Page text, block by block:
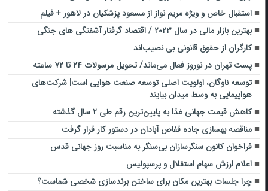
استقبال خاص و ویژه مریم نواز از مسعود پزشکیان در لاهور + فیلم
بهترین بازار مالی در سال ۲۰۲۳ / اقتصاد گرفتار آشفتگی های جنگی
کارگران از حقوق قانونی بی نصیب‌اند
پست تهران در نوروز فعال می‌ماند/ تحویل مرسولات ۲۴ تا ۷۲ ساعته
توسعه ناوگان، اولویت اصلی توسعه صنعت هوایی است| شرکت‌های
هواپیمایی به وسط میدان بیایند
کاهش قیمت جهانی غذا به پایین‌ترین رقم طی ۲ سال گذشته
مناقصه بهسازی جاده قفاص آبادان در دستور کار قرار گرفت
فراخوان کانون سنگرسازان بی‌سنگر به مناسبت روز جهانی قدس
اعلام ارزش سهام استقلال و پرسپولیس
چرا جلسات بهترین مکان برای ساختن برندسازی شخصی شماست؟